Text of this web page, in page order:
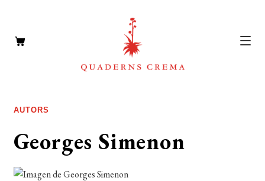
NOTÍCIES
L’EDITORIAL
AUTORS
Georges Simenon